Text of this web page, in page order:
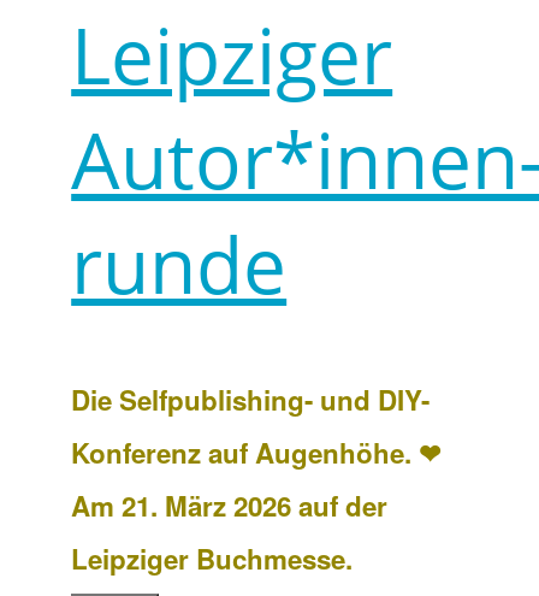
Leipziger
runde
Die Selfpublishing- und DIY-
Konferenz auf Augenhöhe. ❤
Am 21. März 2026 auf der
Leipziger Buchmesse.